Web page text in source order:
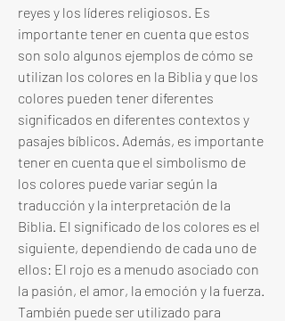
reyes y los líderes religiosos. Es
importante tener en cuenta que estos
son solo algunos ejemplos de cómo se
utilizan los colores en la Biblia y que los
colores pueden tener diferentes
significados en diferentes contextos y
pasajes bíblicos. Además, es importante
tener en cuenta que el simbolismo de
los colores puede variar según la
traducción y la interpretación de la
Biblia. El significado de los colores es el
siguiente, dependiendo de cada uno de
ellos: El rojo es a menudo asociado con
la pasión, el amor, la emoción y la fuerza.
También puede ser utilizado para